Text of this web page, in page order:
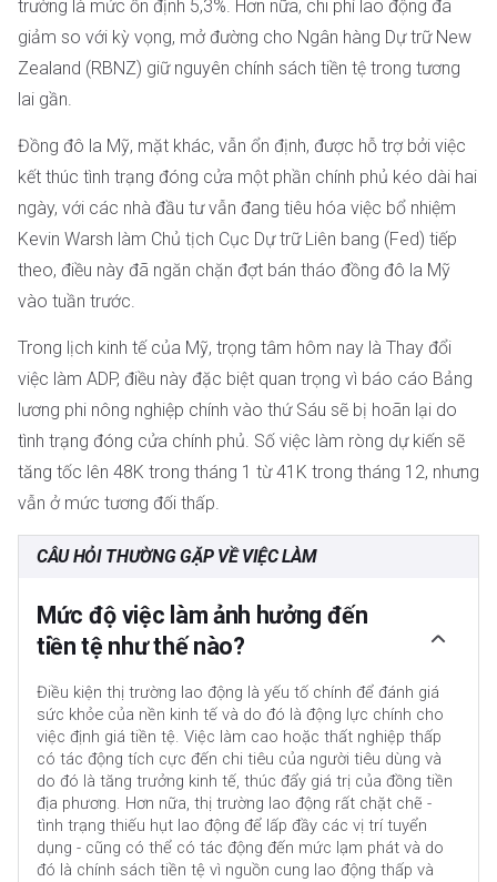
trường là mức ổn định 5,3%. Hơn nữa, chi phí lao động đã
giảm so với kỳ vọng, mở đường cho Ngân hàng Dự trữ New
Zealand (RBNZ) giữ nguyên chính sách tiền tệ trong tương
lai gần.
Đồng đô la Mỹ, mặt khác, vẫn ổn định, được hỗ trợ bởi việc
kết thúc tình trạng đóng cửa một phần chính phủ kéo dài hai
ngày, với các nhà đầu tư vẫn đang tiêu hóa việc bổ nhiệm
Kevin Warsh làm Chủ tịch Cục Dự trữ Liên bang (Fed) tiếp
theo, điều này đã ngăn chặn đợt bán tháo đồng đô la Mỹ
vào tuần trước.
Trong lịch kinh tế của Mỹ, trọng tâm hôm nay là Thay đổi
việc làm ADP, điều này đặc biệt quan trọng vì báo cáo Bảng
lương phi nông nghiệp chính vào thứ Sáu sẽ bị hoãn lại do
tình trạng đóng cửa chính phủ. Số việc làm ròng dự kiến sẽ
tăng tốc lên 48K trong tháng 1 từ 41K trong tháng 12, nhưng
vẫn ở mức tương đối thấp.
CÂU HỎI THƯỜNG GẶP VỀ VIỆC LÀM
Mức độ việc làm ảnh hưởng đến
tiền tệ như thế nào?
Điều kiện thị trường lao động là yếu tố chính để đánh giá
sức khỏe của nền kinh tế và do đó là động lực chính cho
việc định giá tiền tệ. Việc làm cao hoặc thất nghiệp thấp
có tác động tích cực đến chi tiêu của người tiêu dùng và
do đó là tăng trưởng kinh tế, thúc đẩy giá trị của đồng tiền
địa phương. Hơn nữa, thị trường lao động rất chặt chẽ -
tình trạng thiếu hụt lao động để lấp đầy các vị trí tuyển
dụng - cũng có thể có tác động đến mức lạm phát và do
đó là chính sách tiền tệ vì nguồn cung lao động thấp và